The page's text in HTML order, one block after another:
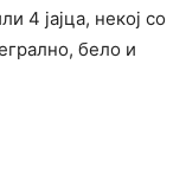
4 јајца, некој со
бело и